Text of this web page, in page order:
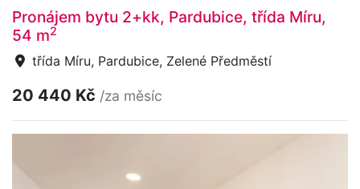
Pronájem bytu 2+kk, Pardubice, třída Míru,
54 m2
třída Míru, Pardubice, Zelené Předměstí
20 440 Kč /za měsíc